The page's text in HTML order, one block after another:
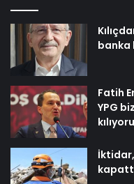
banka
Fatih
YPG